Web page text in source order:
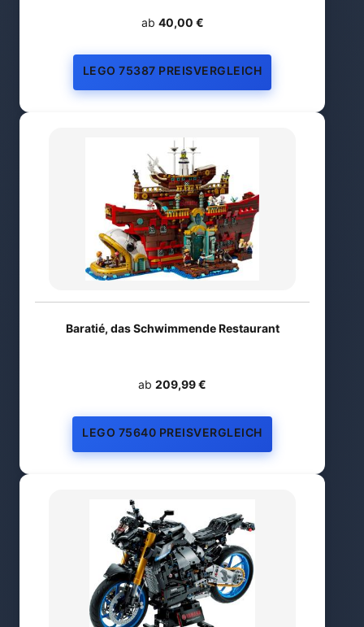
ab 40,00 €
LEGO 75387 PREISVERGLEICH
Baratié, das Schwimmende Restaurant
ab 209,99 €
LEGO 75640 PREISVERGLEICH